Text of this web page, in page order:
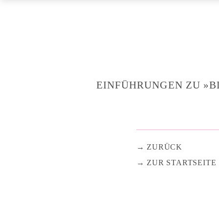
EINFÜHRUNGEN ZU
ZURÜCK
ZUR STARTSEITE